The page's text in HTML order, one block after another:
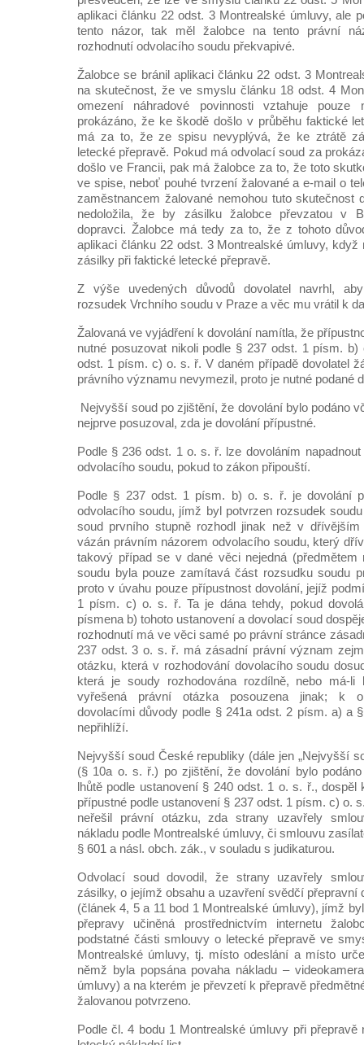
aplikaci článku 22 odst. 3 Montrealské úmluvy, ale
tento názor, tak měl žalobce na tento právní
rozhodnutí odvolacího soudu překvapivé.
Žalobce se bránil aplikaci článku 22 odst. 3
na skutečnost, že ve smyslu článku 18 odst. 4
omezení náhradové povinnosti vztahuje
prokázáno, že ke škodě došlo v průběhu faktické
má za to, že ze spisu nevyplývá, že ke ztrátě
letecké přepravě. Pokud má odvolací soud za
došlo ve Francii, pak má žalobce za to, že toto
ve spise, neboť pouhé tvrzení žalované a e-mail o
zaměstnancem žalované nemohou tuto skutečnost
nedoložila, že by zásilku žalobce převzatou v
dopravci. Žalobce má tedy za to, že z tohoto
aplikaci článku 22 odst. 3 Montrealské úmluvy, když
zásilky při faktické letecké přepravě.
Z výše uvedených důvodů dovolatel navrhl,
rozsudek Vrchního soudu v Praze a věc mu vrátil k
Žalovaná ve vyjádření k dovolání namítla, že
nutné posuzovat nikoli podle § 237 odst. 1 písm.
odst. 1 písm. c) o. s. ř. V daném případě dovolatel
právního významu nevymezil, proto je nutné podané
Nejvyšší soud po zjištění, že dovolání bylo podáno
nejprve posuzoval, zda je dovolání přípustné.
Podle § 236 odst. 1 o. s. ř. lze dovoláním
odvolacího soudu, pokud to zákon připouští.
Podle § 237 odst. 1 písm. b) o. s. ř. je dovolání
odvolacího soudu, jímž byl potvrzen rozsudek
soud prvního stupně rozhodl jinak než v
vázán právním názorem odvolacího soudu, který
takový případ se v dané věci nejedná (předmětem
soudu byla pouze zamítavá část rozsudku soudu
proto v úvahu pouze přípustnost dovolání, jejíž
1 písm. c) o. s. ř. Ta je dána tehdy, pokud
písmena b) tohoto ustanovení a dovolací soud
rozhodnutí má ve věci samé po právní stránce
237 odst. 3 o. s. ř. má zásadní právní význam
otázku, která v rozhodování dovolacího soudu
která je soudy rozhodována rozdílně, nebo má-li
vyřešená právní otázka posouzena jinak; k
dovolacími důvody podle § 241a odst. 2 písm. a) a
nepřihlíží.
Nejvyšší soud České republiky (dále jen „Nejvyšší
(§ 10a o. s. ř.) po zjištění, že dovolání bylo
lhůtě podle ustanovení § 240 odst. 1 o. s. ř., dospěl
přípustné podle ustanovení § 237 odst. 1 písm. c) o.
neřešil právní otázku, zda strany uzavřely
nákladu podle Montrealské úmluvy, či smlouvu
§ 601 a násl. obch. zák., v souladu s judikaturou.
Odvolací soud dovodil, že strany uzavřely
zásilky, o jejímž obsahu a uzavření svědčí přepravní
(článek 4, 5 a 11 bod 1 Montrealské úmluvy), jímž
přepravy učiněná prostřednictvím internetu
podstatné části smlouvy o letecké přepravě ve
Montrealské úmluvy, tj. místo odeslání a místo
němž byla popsána povaha nákladu –
úmluvy) a na kterém je převzetí k přepravě
žalovanou potvrzeno.
Podle čl. 4 bodu 1 Montrealské úmluvy při